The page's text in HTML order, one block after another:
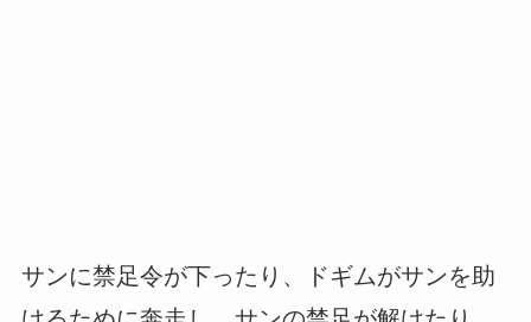
サンに禁足令が下ったり、ドギムがサンを助